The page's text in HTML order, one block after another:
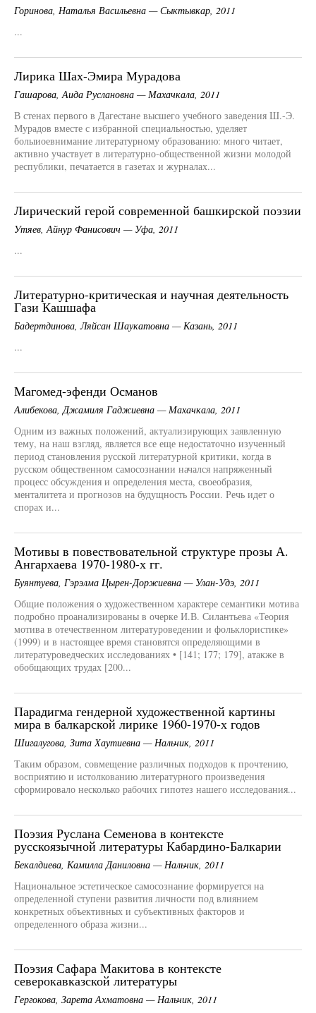
Горинова, Наталья Васильевна — Сыктывкар, 2011
...
Лирика Шах-Эмира Мурадова
Гашарова, Аида Руслановна — Махачкала, 2011
В стенах первого в Дагестане высшего учебного заведения Ш.-Э.
Мурадов вместе с избранной специальностью, уделяет
болыиоевнимание литературному образованию: много читает,
активно участвует в литературно-общественной жизни молодой
республики, печатается в газетах и журналах...
Лирический герой современной башкирской поэзии
Утяев, Айнур Фанисович — Уфа, 2011
...
Литературно-критическая и научная деятельность
Гази Кашшафа
Бадертдинова, Ляйсан Шаукатовна — Казань, 2011
...
Магомед-эфенди Османов
Алибекова, Джамиля Гаджиевна — Махачкала, 2011
Одним из важных положений, актуализирующих заявленную
тему, на наш взгляд, является все еще недостаточно изученный
период становления русской литературной критики, когда в
русском общественном самосознании начался напряженный
процесс обсуждения и определения места, своеобразия,
менталитета и прогнозов на будущность России. Речь идет о
спорах и...
Мотивы в повествовательной структуре прозы А.
Ангархаева 1970-1980-х гг.
Буянтуева, Гэрэлма Цырен-Доржиевна — Улан-Удэ, 2011
Общие положения о художественном характере семантики мотива
подробно проанализированы в очерке И.В. Силантьева «Теория
мотива в отечественном литературоведении и фольклористике»
(1999) и в настоящее время становятся определяющими в
литературоведческих исследованиях • [141; 177; 179], атакже в
обобщающих трудах [200...
Парадигма гендерной художественной картины
мира в балкарской лирике 1960-1970-х годов
Шигалугова, Зита Хаутиевна — Нальчик, 2011
Таким образом, совмещение различных подходов к прочтению,
восприятию и истолкованию литературного произведения
сформировало несколько рабочих гипотез нашего исследования...
Поэзия Руслана Семенова в контексте
русскоязычной литературы Кабардино-Балкарии
Бекалдиева, Камилла Даниловна — Нальчик, 2011
Национальное эстетическое самосознание формируется на
определенной ступени развития личности под влиянием
конкретных объективных и субъективных факторов и
определенного образа жизни...
Поэзия Сафара Макитова в контексте
северокавказской литературы
Гергокова, Зарета Ахматовна — Нальчик, 2011